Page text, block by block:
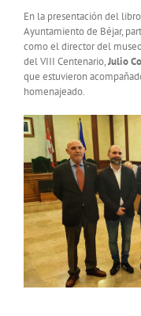
En la presentación del
Ayuntamiento de Béjar,
como el director del
del VIII Centenario,Julio
que estuvieron
homenajeado.